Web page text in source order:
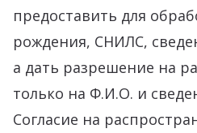
предоставить для
рождения, СНИЛС,
а дать разрешение на
только на Ф.И.О. и
Согласие на